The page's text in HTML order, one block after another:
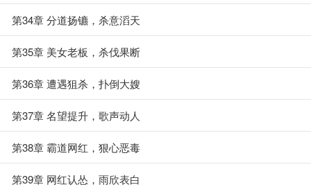
第34章 分道扬镳，杀意滔天
第35章 美女老板，杀伐果断
第36章 遭遇狙杀，扑倒大嫂
第37章 名望提升，歌声动人
第38章 霸道网红，狠心恶毒
第39章 网红认怂，雨欣表白